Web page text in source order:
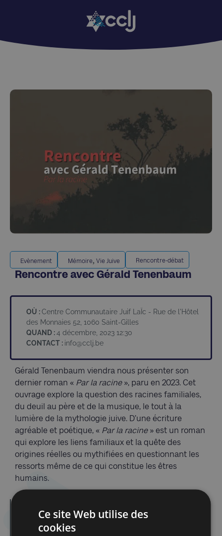
Evènement Mémoire, Vie Juive Rencontre-débat
Rencontre avec Gérald Tenenbaum
OÙ :Centre Communautaire Juif LaÏc - Rue de l'Hôtel
des Monnaies 52, 1060 Saint-Gilles
QUAND :4 décembre, 2023 12:30
CONTACT : info@cclj.be
Gérald Tenenbaum viendra nous présenter son
dernier roman « Par la racine», paru en 2023. Cet
ouvrage explore la question des racines familiales,
du deuil au père et de la musique, le tout à la
lumière de la mythologie juive. D’une écriture
agréable et poétique, « Par la racine » est un roman
qui explore les liens familiaux et la quête des
origines réelles ou mythifiées en questionnant les
ressorts même de ce qui constitue les êtres
humains.
Dans la même catégorie d'article :
Dibook | Les élections en Israël
Ce site Web utilise des
cookies